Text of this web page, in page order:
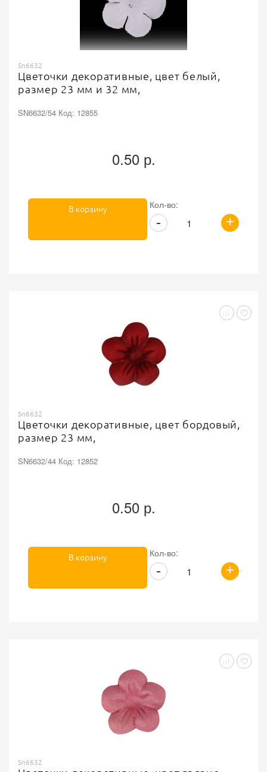
Sn6632
Цветочки декоративные, цвет белый,
размер 23 мм и 32 мм,
SN6632/54 Код: 12855
0.50 р.
Кол-во:
+
-
В корзину
Sn6632
Цветочки декоративные, цвет бордовый,
размер 23 мм,
SN6632/44 Код: 12852
0.50 р.
Кол-во:
+
-
В корзину
Sn6632